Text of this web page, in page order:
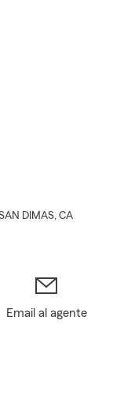
DIMAS, CA
Email al agente